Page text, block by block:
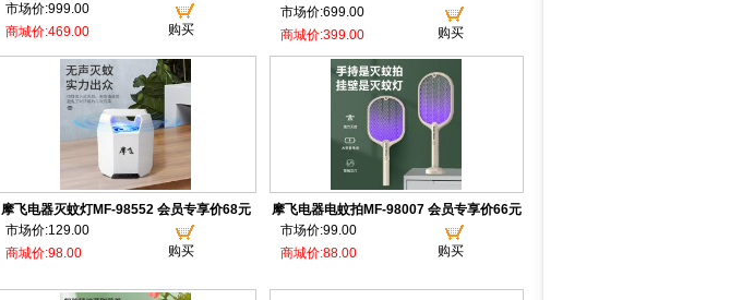
市场价:999.00
购买
商城价:469.00
市场价:699.00
购买
商城价:399.00
摩飞电器灭蚊灯MF-98552 会员专享价68元
市场价:129.00
购买
商城价:98.00
摩飞电器电蚊拍MF-98007 会员专享价66元
市场价:99.00
购买
商城价:88.00